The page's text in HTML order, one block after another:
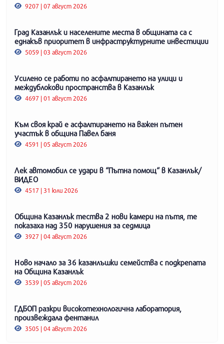
9207 | 07 август 2026
Град Казанлък и населените места в общината са с
еднакъв приоритет в инфраструктурните инвестиции
5059 | 03 август 2026
Усилено се работи по асфалтирането на улици и
междублокови пространства в Казанлък
4697 | 01 август 2026
Към своя край е асфалтирането на важен пътен
участък в община Павел баня
4591 | 05 август 2026
Лек автомобил се удари в “Пътна помощ“ в Казанлък/
ВИДЕО
4517 | 31 юли 2026
Община Казанлък тества 2 нови камери на пътя, те
показаха над 350 нарушения за седмица
3927 | 04 август 2026
Ново начало за 36 казанлъшки семейства с подкрепата
на Община Казанлък
3539 | 05 август 2026
ГДБОП разкри високотехнологична лаборатория,
произвеждала фентанил
3505 | 04 август 2026